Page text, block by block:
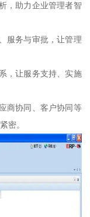
，助力企业管理者智
服务与审批，让管理
，让服务支持、实施
商协同、客户协同等
密。